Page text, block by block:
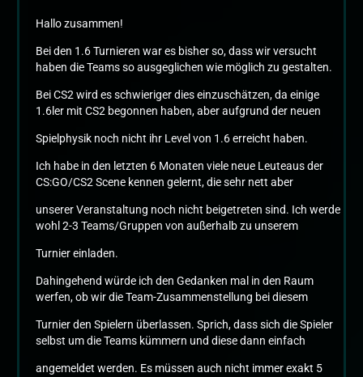
Hallo zusammen!
Bei den 1.6 Turnieren war es bisher so, dass wir versucht
haben die Teams so ausgeglichen wie möglich zu gestalten.
Bei CS2 wird es schwieriger dies einzuschätzen, da einige
1.6ler mit CS2 begonnen haben, aber aufgrund der neuen
Spielphysik noch nicht ihr Level von 1.6 erreicht haben.
Ich habe in den letzten 6 Monaten viele neue Leuteaus der
CS:GO/CS2 Scene kennen gelernt, die sehr nett aber
unserer Veranstaltung noch nicht beigetreten sind. Ich werde
wohl 2-3 Teams/Gruppen von außerhalb zu unserem
Turnier einladen.
Dahingehend würde ich den Gedanken mal in den Raum
werfen, ob wir die Team-Zusammenstellung bei diesem
Turnier den Spielern überlassen. Sprich, dass sich die Spieler
selbst um die Teams kümmern und diese dann einfach
angemeldet werden. Es müssen auch nicht immer exakt 5